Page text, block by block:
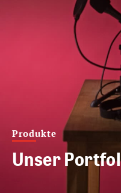
Produkte
Unser